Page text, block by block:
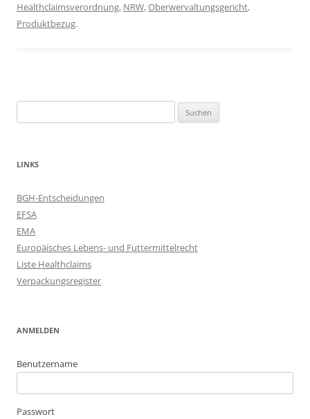
Healthclaimsverordnung, NRW,Oberwervaltungsgericht,
Produktbezug.
nach:
LINKS
BGH-Entscheidungen
EFSA
EMA
Europäisches Lebens- und Futtermittelrecht
Liste Healthclaims
Verpackungsregister
ANMELDEN
Benutzername
Passwort